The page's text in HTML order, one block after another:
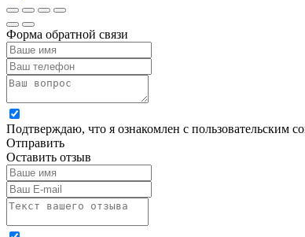
Форма обратной связи
Подтверждаю, что я ознакомлен с пользовательским
Отправить
Оставить отзыв